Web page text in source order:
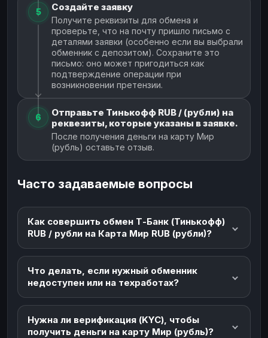
5 Создайте заявку
Получите реквизиты для обмена и
проверьте, что на почту пришло письмо с
деталями заявки (особенно если вы выбрали
обменник с депозитом). Сохраните это
письмо: оно может пригодиться как
подтверждение операции при
возникновении претензии.
6
Отправьте Тинькофф RUB / (рубли) на
реквезиты, которые указаны в заявке.
После получения деньги на карту Мир
(рубль) оставьте отзыв.
Часто задаваемые вопросы
Как совершить обмен Т-Банк (Тинькофф)
RUB / рубли на Карта Мир RUB (рубли)?
Что делать, если нужный обменник
недоступен или на техработах?
Нужна ли верификация (KYC), чтобы
получить деньги на карту Мир (рубль)?